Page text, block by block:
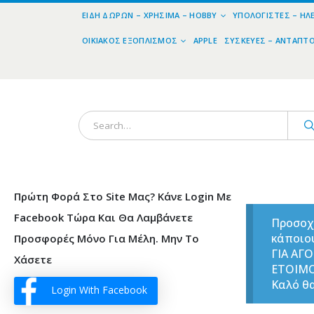
ΕΊΔΗ ΔΏΡΩΝ – ΧΡΉΣΙΜΑ – HOBBY ΥΠΟΛΟΓΙΣΤΈΣ –
ΟΙΚΙΑΚΌΣ ΕΞΟΠΛΙΣΜΌΣ APPLE ΣΥΣΚΕΥΈΣ –
ΓΙΑ
Καλό
Πρώτη Φορά Στο Site Μας? Κάνε Login Με
Facebook Τώρα Και Θα Λαμβάνετε
Προσφορές Μόνο Για Μέλη. Μην Το
Χάσετε
Login With Facebook